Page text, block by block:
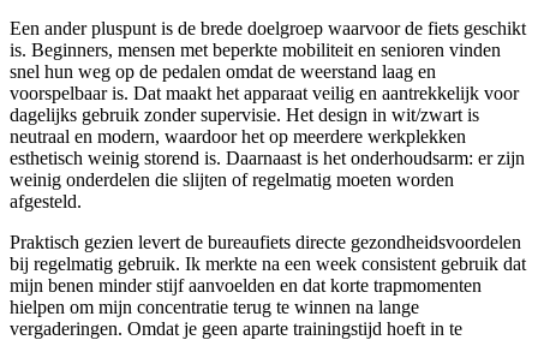
Een ander pluspunt is de brede doelgroep waarvoor de fiets geschikt
is. Beginners, mensen met beperkte mobiliteit en senioren vinden
snel hun weg op de pedalen omdat de weerstand laag en
voorspelbaar is. Dat maakt het apparaat veilig en aantrekkelijk voor
dagelijks gebruik zonder supervisie. Het design in wit/zwart is
neutraal en modern, waardoor het op meerdere werkplekken
esthetisch weinig storend is. Daarnaast is het onderhoudsarm: er zijn
weinig onderdelen die slijten of regelmatig moeten worden
afgesteld.
Praktisch gezien levert de bureaufiets directe gezondheidsvoordelen
bij regelmatig gebruik. Ik merkte na een week consistent gebruik dat
mijn benen minder stijf aanvoelden en dat korte trapmomenten
hielpen om mijn concentratie terug te winnen na lange
vergaderingen. Omdat je geen aparte trainingstijd hoeft in te